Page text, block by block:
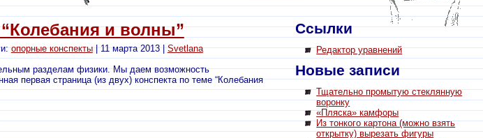
и волны”
опорные конспекты| 11 марта 2013 |Svetlana
разделам физики. Мы даем возможность
первая страница (из двух) конспекта по теме “Колебания
Ссылки
Редактор уравнений
Новые записи
Тщательно промытую стеклянную
воронку
«Пляска» камфоры
Из тонкого картона (можно взять
открытку) вырезать фигуры